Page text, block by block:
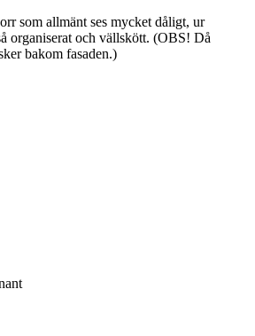
som allmänt ses mycket dåligt, ur
organiserat och vällskött. (OBS! Då
bakom fasaden.)